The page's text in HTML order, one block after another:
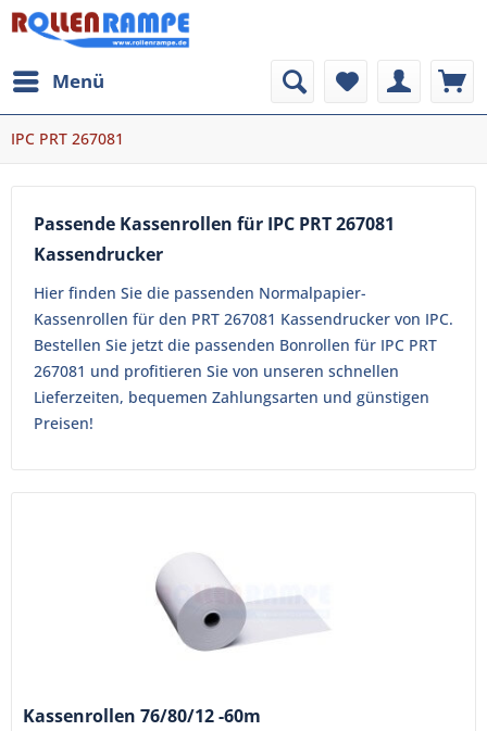
Menü
IPC PRT 267081
Passende Kassenrollen für IPC PRT 267081
Kassendrucker
Hier finden Sie die passenden Normalpapier-
Kassenrollen für den PRT 267081 Kassendrucker von IPC.
Bestellen Sie jetzt die passenden Bonrollen für IPC PRT
267081 und profitieren Sie von unseren schnellen
Lieferzeiten, bequemen Zahlungsarten und günstigen
Preisen!
Kassenrollen 76/80/12 -60m